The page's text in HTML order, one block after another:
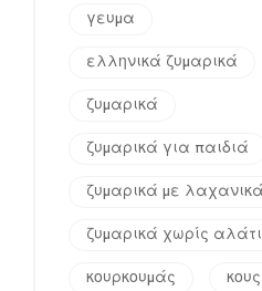
γευμα
ελληνικά ζυμαρικά
ζυμαρικά
ζυμαρικά για παιδιά
ζυμαρικά με λαχανικά
ζυμαρικά χωρίς αλάτι
κουρκουμάς